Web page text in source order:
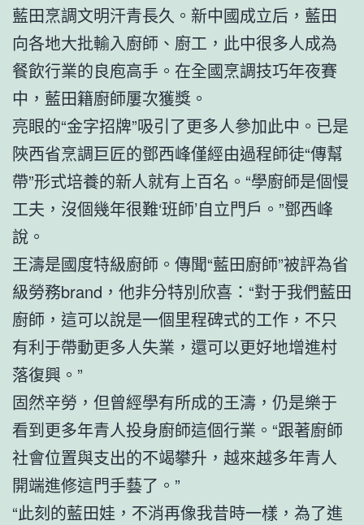
藍田烹調文明汗青長久。新中國成立后，藍田
向各地大批輸入廚師、廚工，此中很多人成為
餐飲行業的良庖高手。在全國烹調技巧年夜賽
中，藍田籍廚師屢次獲獎。
亮眼的“金字招牌”吸引了更多人參加此中。已是
陜西省烹調巨匠的鄧西峰僅經由過程師徒“傳幫
帶”形式培養的新人就有上百名。“學廚師是個慢
工夫，沒個幾年很難‘班師’自立門戶。”鄧西峰
說。
王濤是國度特級廚師。傳聞“藍田廚師”被評為省
級勞務brand，他非分特別欣喜：“對于我們藍田
廚師，這可以說是一個里程碑式的工作，不只
有利于帶動更多人失業，還可以更好地增進村
落復興。”
固然辛勞，但曾經學有所成的王濤，仍是樂于
看到更多年青人投身廚師這個行業。“跟著廚師
社會位置與支出的不竭攀升，越來越多年青人
開端進修這門手藝了。”
“此刻的藍田娃，不消再像我昔時一樣，為了進